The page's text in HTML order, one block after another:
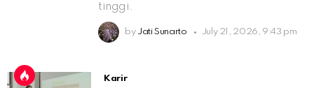
tinggi.
by Jati Sunarto July 21, 2026, 9:43 pm
Karir